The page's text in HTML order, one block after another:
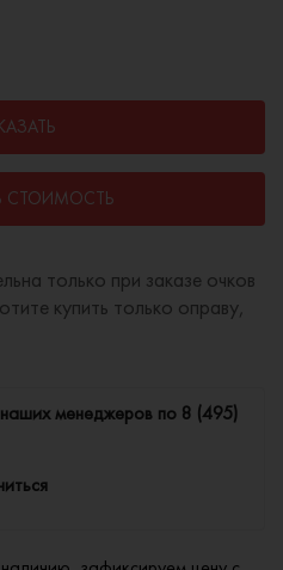
СТОИМОСТЬ
только при заказе очков
купить только оправу,
менеджеров по 8 (495)